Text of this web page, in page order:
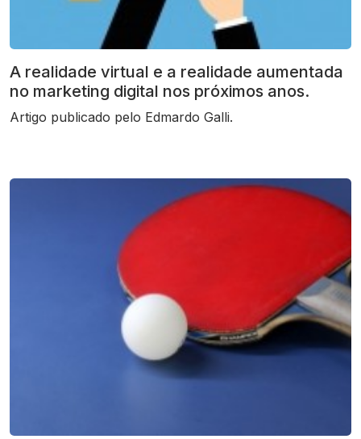
A realidade virtual e a realidade aumentada
no marketing digital nos próximos anos.
Artigo publicado pelo Edmardo Galli.